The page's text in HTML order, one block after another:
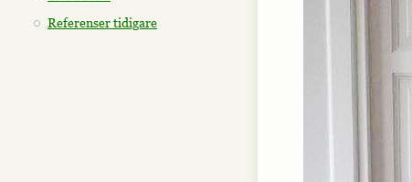
Referenser tidigare